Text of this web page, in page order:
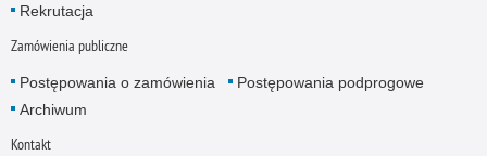
Rekrutacja
Zamówienia publiczne
Postępowania o zamówienia
Postępowania podprogowe
Archiwum
Kontakt